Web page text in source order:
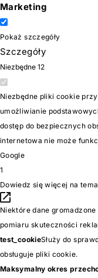
Marketing
Pokaż szczegóły
Szczegóły
Niezbędne 12
Niezbędne pliki cookie
umożliwianie
dostęp do bezpiecznych
internetowa nie może
Google
1
Dowiedz się więcej na
Niektóre dane
pomiaru skuteczności
test_cookieSłuży do
obsługuje pliki cookie.
Maksymalny okres